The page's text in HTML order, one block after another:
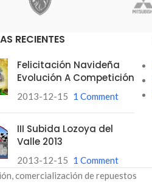
RECIENTES
Felicitación Navideña
Evolución A Competición
2013-12-15 1 Comment
III Subida Lozoya del
Valle 2013
2013-12-15 1 Comment
comercialización de repuestos